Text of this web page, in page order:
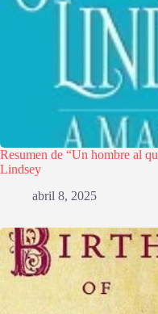
Resumen de “Un hombre al
Lindsey
abril 8, 2025